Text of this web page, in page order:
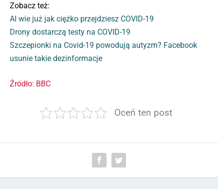
Zobacz też:
AI wie już jak ciężko przejdziesz COVID-19
Drony dostarczą testy na COVID-19
Szczepionki na Covid-19 powodują autyzm? Facebook
usunie takie dezinformacje
Źródło: BBC
Oceń ten post